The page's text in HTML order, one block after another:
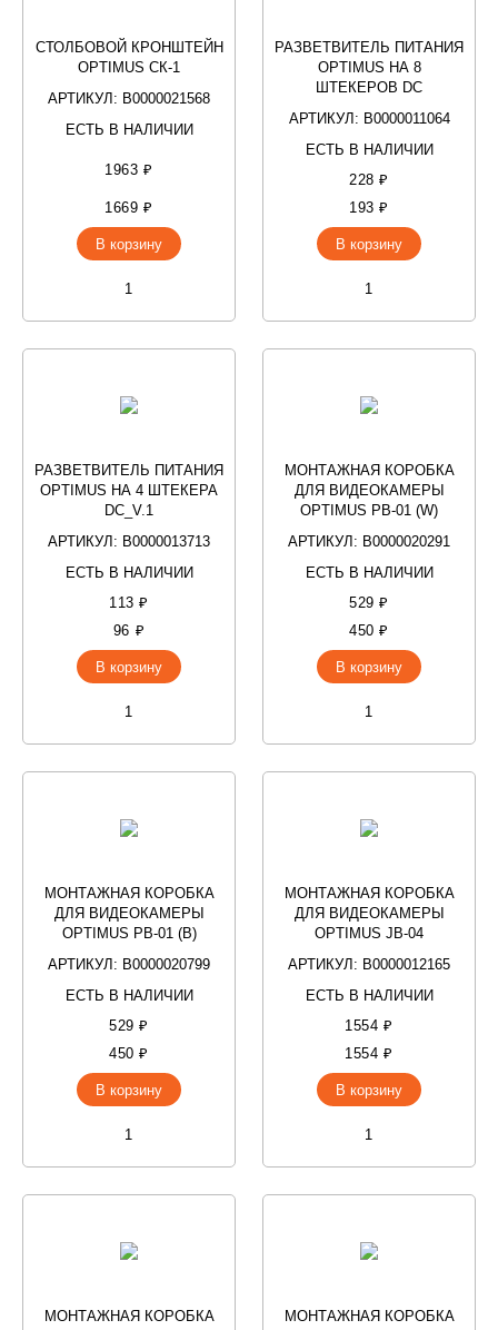
СТОЛБОВОЙ КРОНШТЕЙН
OPTIMUS СК-1
АРТИКУЛ: В0000021568
ЕСТЬ В НАЛИЧИИ
1963 ₽
1669 ₽
В корзину
РАЗВЕТВИТЕЛЬ ПИТАНИЯ
OPTIMUS НА 8
ШТЕКЕРОВ DC
АРТИКУЛ: В0000011064
ЕСТЬ В НАЛИЧИИ
228 ₽
193 ₽
В корзину
РАЗВЕТВИТЕЛЬ ПИТАНИЯ
OPTIMUS НА 4 ШТЕКЕРА
DC_V.1
АРТИКУЛ: В0000013713
ЕСТЬ В НАЛИЧИИ
113 ₽
96 ₽
В корзину
МОНТАЖНАЯ КОРОБКА
ДЛЯ ВИДЕОКАМЕРЫ
OPTIMUS PB-01 (W)
АРТИКУЛ: В0000020291
ЕСТЬ В НАЛИЧИИ
529 ₽
450 ₽
В корзину
МОНТАЖНАЯ КОРОБКА
ДЛЯ ВИДЕОКАМЕРЫ
OPTIMUS PB-01 (B)
АРТИКУЛ: В0000020799
ЕСТЬ В НАЛИЧИИ
529 ₽
450 ₽
В корзину
МОНТАЖНАЯ КОРОБКА
ДЛЯ ВИДЕОКАМЕРЫ
OPTIMUS JB-04
АРТИКУЛ: В0000012165
ЕСТЬ В НАЛИЧИИ
1554 ₽
1554 ₽
В корзину
МОНТАЖНАЯ КОРОБКА
МОНТАЖНАЯ КОРОБКА